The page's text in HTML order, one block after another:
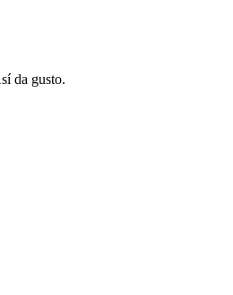
da gusto.